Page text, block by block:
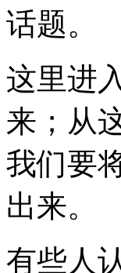
话题。
这里进
来；从
我们要
出来。
有些人